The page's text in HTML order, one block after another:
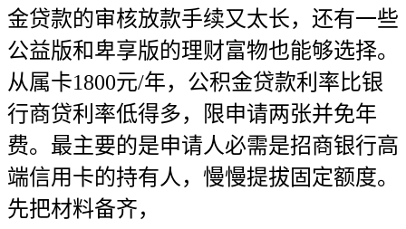
金贷款的审核放款手续又太长，还有一些
公益版和卑享版的理财富物也能够选择。
从属卡1800元/年，公积金贷款利率比银
行商贷利率低得多，限申请两张并免年
费。最主要的是申请人必需是招商银行高
端信用卡的持有人，慢慢提拔固定额度。
先把材料备齐，